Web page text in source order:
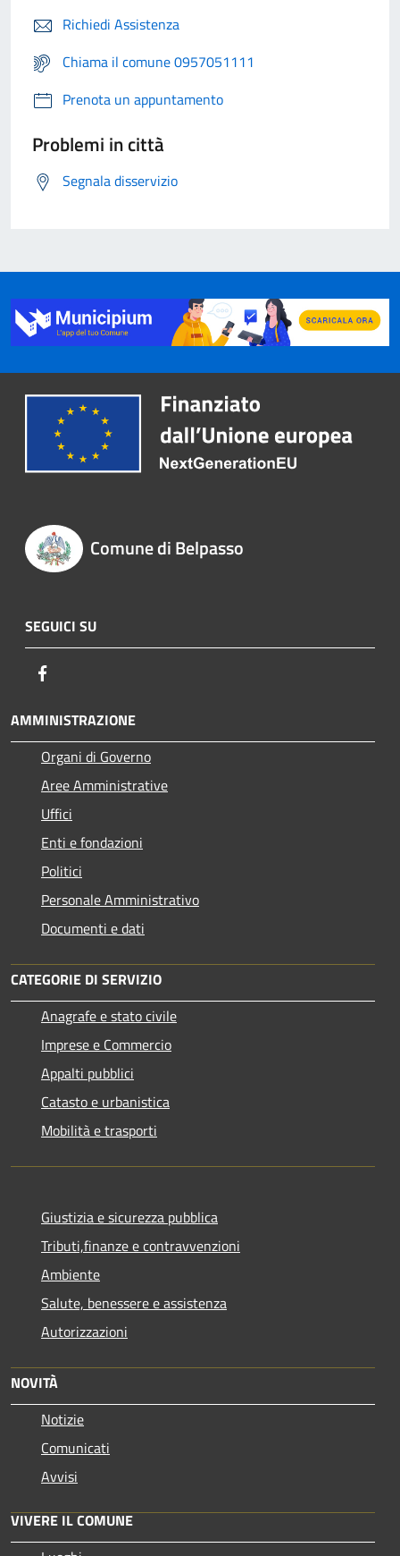
Richiedi Assistenza
Chiama il comune 0957051111
Prenota un appuntamento
Problemi in città
Segnala disservizio
Comune di Belpasso
SEGUICI SU
AMMINISTRAZIONE
Organi di Governo
Aree Amministrative
Uffici
Enti e fondazioni
Politici
Personale Amministrativo
Documenti e dati
CATEGORIE DI SERVIZIO
Anagrafe e stato civile
Imprese e Commercio
Appalti pubblici
Catasto e urbanistica
Mobilità e trasporti
Giustizia e sicurezza pubblica
Tributi,finanze e contravvenzioni
Ambiente
Salute, benessere e assistenza
Autorizzazioni
NOVITÀ
Notizie
Comunicati
Avvisi
VIVERE IL COMUNE